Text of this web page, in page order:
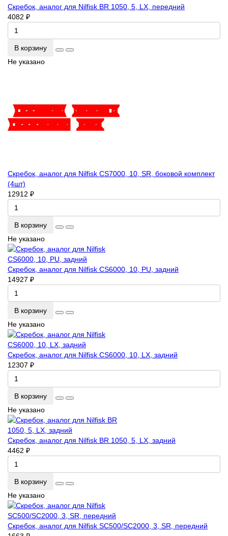
Скребок, аналог для Nilfisk BR 1050, 5, LX, передний
4082 ₽
В корзину
Не указано
Скребок, аналог для Nilfisk CS7000, 10, SR, боковой комплект
(4шт)
12912 ₽
В корзину
Не указано
Скребок, аналог для Nilfisk CS6000, 10, PU, задний
14927 ₽
В корзину
Не указано
Скребок, аналог для Nilfisk CS6000, 10, LX, задний
12307 ₽
В корзину
Не указано
Скребок, аналог для Nilfisk BR 1050, 5, LX, задний
4462 ₽
В корзину
Не указано
Скребок, аналог для Nilfisk SC500/SC2000, 3, SR, передний